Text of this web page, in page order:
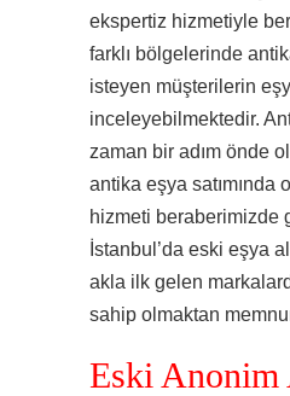
ekspertiz hizmetiyle
farklı bölgelerinde
isteyen müşterilerin
inceleyebilmektedir.
zaman bir adım önde
antika eşya satımında
hizmeti beraberimizde
İstanbul’da eski eşya
akla ilk gelen
sahip olmaktan
Eski Anonim